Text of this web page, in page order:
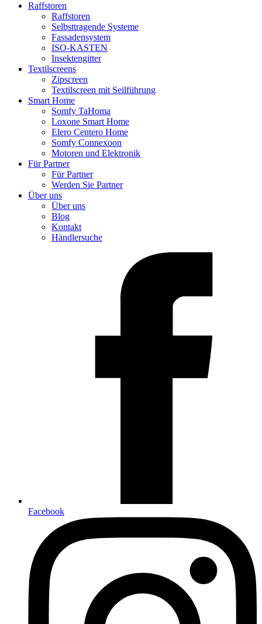
Raffstoren
Raffstoren
Selbsttragende Systeme
Fassadensystem
ISO-KASTEN
Insektengitter
Textilscreens
Zipscreen
Textilscreen mit Seilführung
Smart Home
Somfy TaHoma
Loxone Smart Home
Elero Centero Home
Somfy Connexoon
Motoren und Elektronik
Für Partner
Für Partner
Werden Sie Partner
Über uns
Über uns
Blog
Kontakt
Händlersuche
Facebook